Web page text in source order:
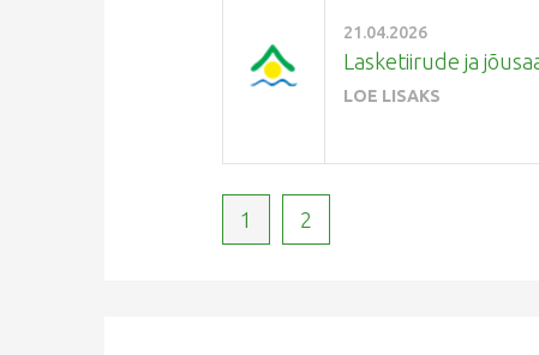
21.04.2026
Lasketiirude ja
LOE LISAKS
1 2